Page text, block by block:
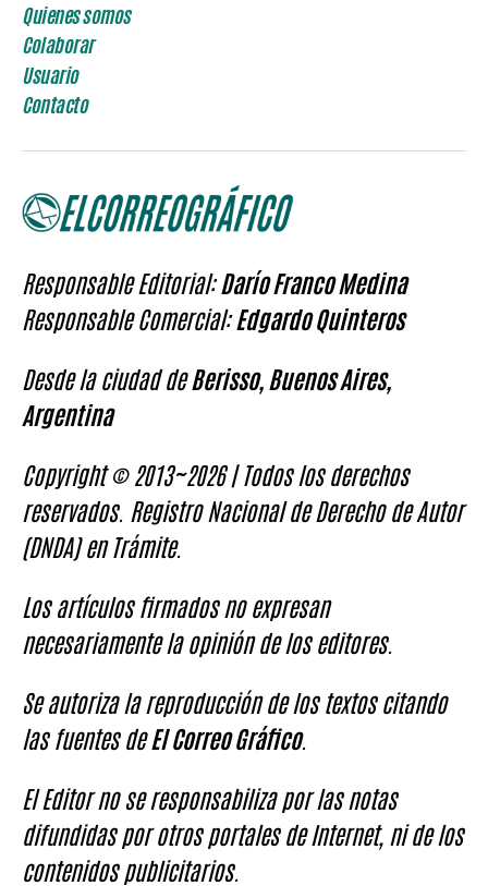
Quienes somos
Colaborar
Usuario
Contacto
Responsable Editorial:Darío Franco Medina
Responsable Comercial:Edgardo Quinteros
Desde la ciudad deBerisso, Buenos Aires,
Argentina
Copyright © 2013~2026 | Todos los derechos
reservados. Registro Nacional de Derecho de Autor
(DNDA) en Trámite.
Los artículos firmados no expresan
necesariamente la opinión de los editores.
Se autoriza la reproducción de los textos citando
las fuentes deEl Correo Gráfico.
El Editor no se responsabiliza por las notas
difundidas por otros portales de Internet, ni de los
contenidos publicitarios.